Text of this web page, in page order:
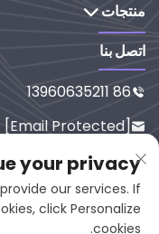
منتجات
اتصل بنا

86 13960635211

[email Protected]

رقم 65-9،
ان، 353001، الصين
your privacy
our services. If
click Personalize
cookies.